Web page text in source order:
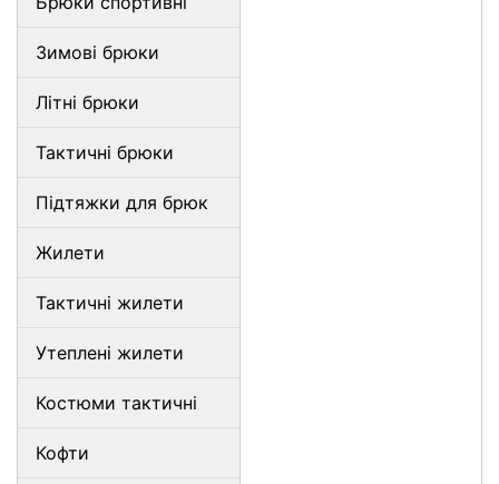
Зимові брюки
Літні брюки
Тактичні брюки
Підтяжки для брюк
Жилети
Тактичні жилети
Утеплені жилети
Костюми тактичні
Кофти